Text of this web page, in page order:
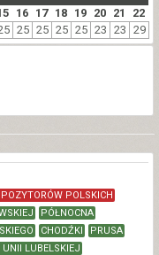
16 17 18 19 20 21 22
25 25 25 25 23 23 29
POLSKICH
PÓŁNOCNA
CHODŹKI
PRUSA
UNII LUBELSKIEJ